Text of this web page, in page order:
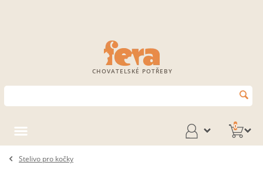
CHOVATELSKÉ POTŘEBY
0
Stelivo pro kočky